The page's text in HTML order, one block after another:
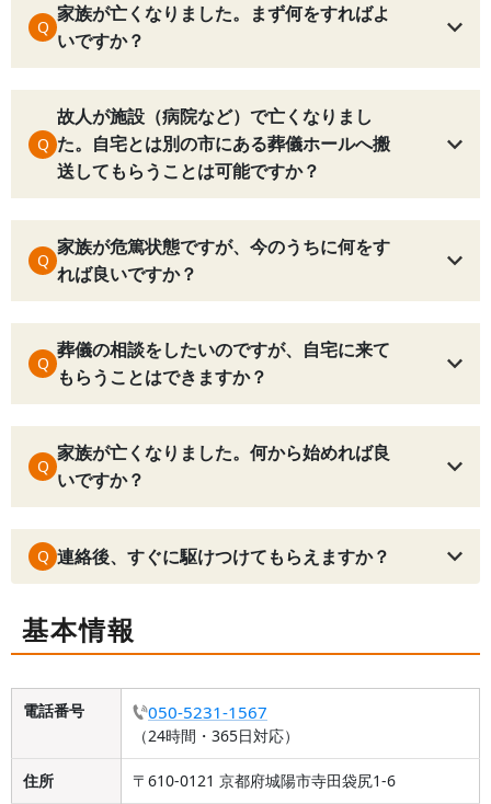
Q
家族が亡くなりました。まず何をすればよ
いですか？
Q
故人が施設（病院など）で亡くなりまし
た。自宅とは別の市にある葬儀ホールへ搬
送してもらうことは可能ですか？
Q
家族が危篤状態ですが、今のうちに何をす
れば良いですか？
Q
葬儀の相談をしたいのですが、自宅に来て
もらうことはできますか？
Q
家族が亡くなりました。何から始めれば良
いですか？
Q 連絡後、すぐに駆けつけてもらえますか？
基本情報
電話番号 050-5231-1567
（24時間・365日対応）
住所 〒610-0121 京都府城陽市寺田袋尻1-6